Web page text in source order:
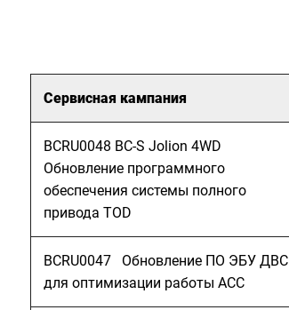
Сервисная кампания
BCRU0048 BC-S Jolion 4WD
Обновление программного
обеспечения системы полного
привода TOD
BCRU0047 Обновление ПО ЭБУ ДВС
для оптимизации работы ACC